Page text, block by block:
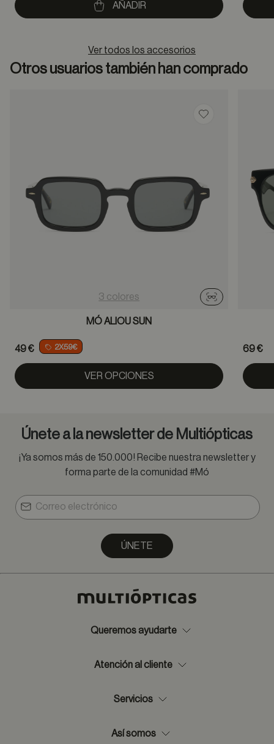
AÑADIR
Ver todos los accesorios
Otros usuarios también han comprado
Guardar en
3 colores
Probador
MÓ ALIOU SUN
49 € 2X59€
VER OPCIONES
69 €
Únete a la newsletter de Multiópticas
¡Ya somos más de 150.000! Recibe nuestra newsletter y
forma parte de la comunidad #Mó
ÚNETE
Queremos ayudarte
Atención al cliente
Servicios
Así somos